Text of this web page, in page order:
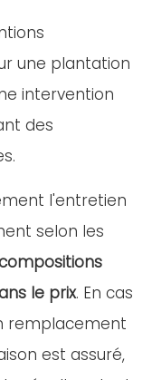
une plantation
intervention
des
l'entretien
selon les
le prix. En cas
remplacement
est assuré,